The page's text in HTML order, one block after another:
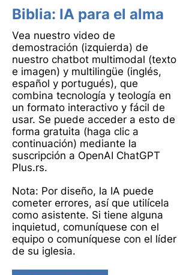
Biblia: IA para el alma
Vea nuestro video de
demostración (izquierda) de
nuestro chatbot multimodal (texto
e imagen) y multilingüe (inglés,
español y portugués), que
combina tecnología y teología en
un formato interactivo y fácil de
usar. Se puede acceder a esto de
forma gratuita (haga clic a
continuación) mediante la
suscripción a OpenAI ChatGPT
Plus.rs.
Nota: Por diseño, la IA puede
cometer errores, así que utilícela
como asistente. Si tiene alguna
inquietud, comuníquese con el
equipo o comuníquese con el líder
de su iglesia.